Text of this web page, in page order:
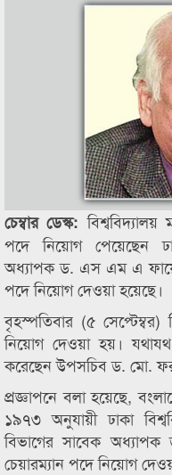
চেম্বার ডেস্ক:
পদে নিয়োগ পেয়েছেন
অধ্যাপক ড. এস এম এ
পদে নিয়োগ দেওয়া হয়েছে।
বৃহস্পতিবার (৫ সেপ্টেম্বর)
নিয়োগ দেওয়া হয়।
করেছেন উপসচিব ড. মো.
প্রজ্ঞাপনে বলা হয়েছে,
১৯৭৩ অনুযায়ী ঢাকা
বিভাগের সাবেক
চেয়ারম্যান পদে নিয়োগ